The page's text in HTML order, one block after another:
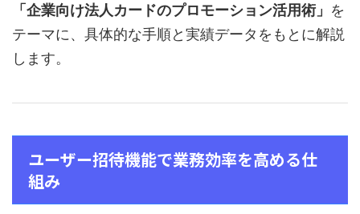
「企業向け法人カードのプロモーション活用術」 を
テーマに、具体的な手順と実績データをもとに解説
します。
ユーザー招待機能で業務効率を高める仕
組み